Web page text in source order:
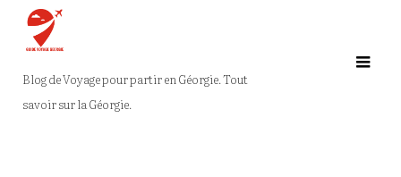
Saltar
Blog de Voyage pour partir en Géorgie. Tout
savoir sur la Géorgie.